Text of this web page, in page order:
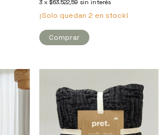
3 x $63.522,59 sin interés
¡Solo quedan 2 en stock!
Comprar